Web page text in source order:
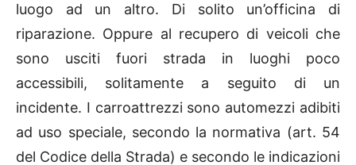
luogo ad un altro. Di solito un’officina di
riparazione. Oppure al recupero di veicoli che
sono usciti fuori strada in luoghi poco
accessibili, solitamente a seguito di un
incidente. I carroattrezzi sono automezzi adibiti
ad uso speciale, secondo la normativa (art. 54
del Codice della Strada) e secondo le indicazioni